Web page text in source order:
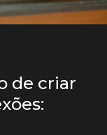
de criar